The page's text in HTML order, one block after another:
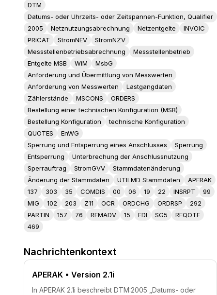
DTM
Datums- oder Uhrzeits- oder Zeitspannen-Funktion, Qualifier
2005
Netznutzungsabrechnung Netzentgelte
INVOIC
PRICAT
StromNEV
StromNZV
Messstellenbetriebsabrechnung
Messstellenbetrieb
Entgelte MSB
WiM
MsbG
Anforderung und Übermittlung von Messwerten
Anforderung von Messwerten
Lastgangdaten
Zählerstände
MSCONS
ORDERS
Bestellung einer technischen Konfiguration (MSB)
Bestellung Konfiguration
technische Konfiguration
QUOTES
EnWG
Sperrung und Entsperrung eines Anschlusses
Sperrung
Entsperrung
Unterbrechung der Anschlussnutzung
Sperrauftrag
StromGVV
Stammdatenänderung
Änderung der Stammdaten
UTILMD Stammdaten
APERAK
137
303 35 COMDIS 00 06 19 22 INSRPT
99
MIG
102 203 Z11 OCR ORDCHG ORDRSP
292
PARTIN
157 76 REMADV 15 EDI SG5
REQOTE
469
Nachrichtenkontext
APERAK • Version 2.1i
In APERAK 2.1i beschreibt DTM:2005 „Datums- oder